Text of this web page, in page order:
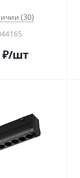
(30)
₽/шт